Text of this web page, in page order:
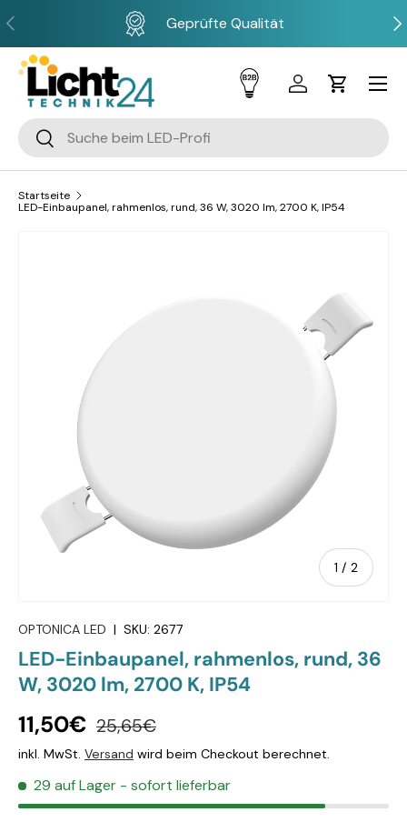
Direkt zum Inhalt
Vorherige Geprüfte Qualität
Suchen
Suchen
Einloggen
Menü
Startseite
LED-Einbaupanel, rahmenlos, rund, 36 W, 3020 lm, 2700 K, IP54
1 / von
2
OPTONICA LED | SKU: 2677
LED-Einbaupanel, rahmenlos, rund, 36
W, 3020 lm, 2700 K, IP54
11,50€ 25,65€
inkl. MwSt. Versand wird beim Checkout berechnet.
29 auf Lager - sofort lieferbar